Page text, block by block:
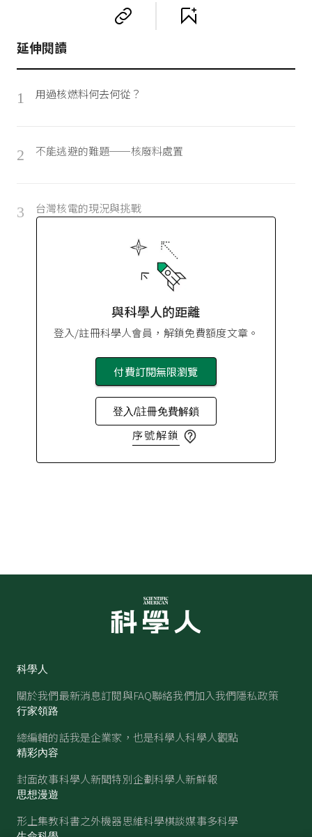
延伸閱讀
1 用過核燃料何去何從？
2 不能逃避的難題──核廢料處置
3 台灣核電的現況與挑戰
與科學人的距離
登入/註冊科學人會員，解鎖免費額度文章。
付費訂閱無限瀏覽
登入/註冊免費解鎖
序號解鎖
科學人
關於我們最新消息訂閱與FAQ聯絡我們加入我們隱私政策
行家領路
總編輯的話我是企業家，也是科學人科學人觀點
精彩內容
封面故事科學人新聞特別企劃科學人新鮮報
思想漫遊
形上集教科書之外機器思維科學棋談媒事多科學